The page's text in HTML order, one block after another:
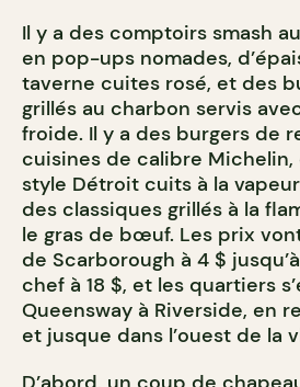
Il y a des comptoirs smash
en pop-ups nomades,
taverne cuites rosé, et des
grillés au charbon servis
froide. Il y a des burgers de
cuisines de calibre Michelin,
style Détroit cuits à la
des classiques grillés à la
le gras de bœuf. Les prix
de Scarborough à 4 $
chef à 18 $, et les quartiers
Queensway à Riverside, en
et jusque dans l’ouest de la